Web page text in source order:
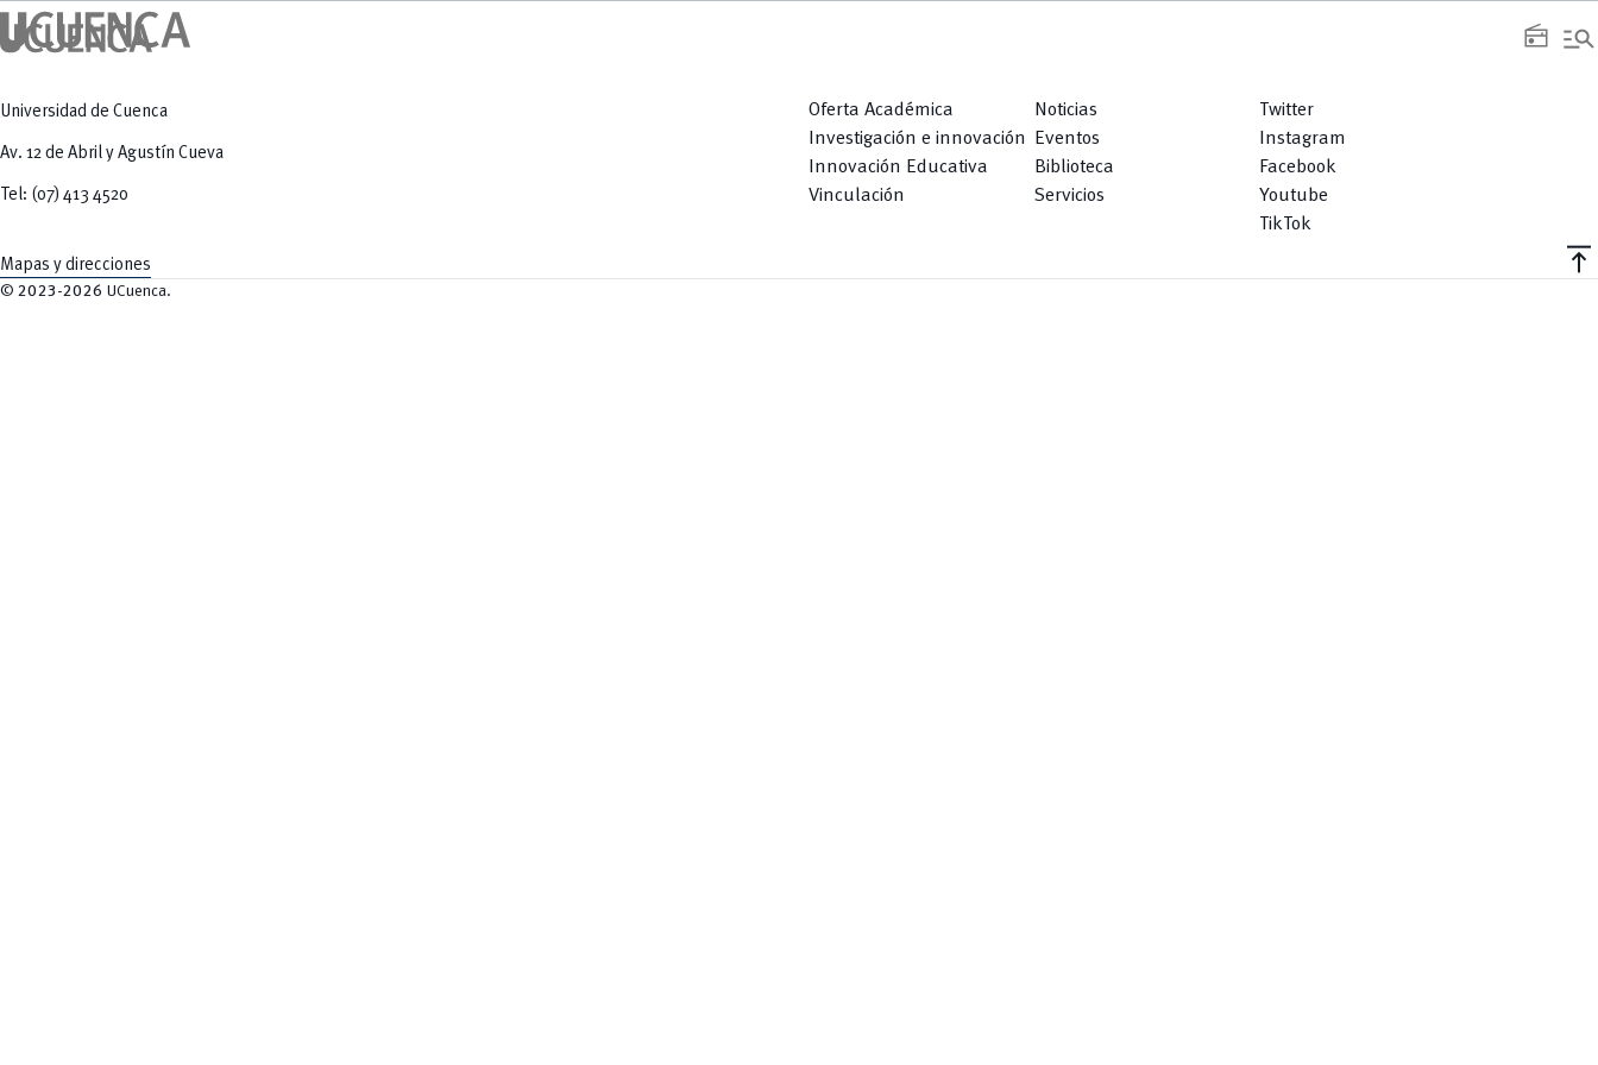
radio manage_search
Universidad de Cuenca
Av. 12 de Abril y Agustín Cueva
Tel: (07) 413 4520
Mapas y direcciones
Oferta Académica
Investigación e innovación
Innovación Educativa
Vinculación
Noticias
Eventos
Biblioteca
Servicios
Twitter
Instagram
Facebook
Youtube
TikTok
vertical_align_top
© 2023-2026 UCuenca.